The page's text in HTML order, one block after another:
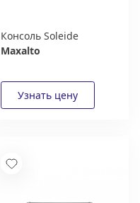
Консоль Soleide
Maxalto